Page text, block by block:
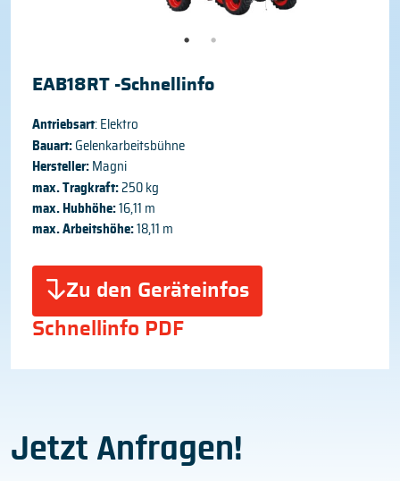
EAB18RT -Schnellinfo
Antriebsart: Elektro
Bauart: Gelenkarbeitsbühne
Hersteller: Magni
max. Tragkraft:250 kg
max. Hubhöhe:16,11 m
max. Arbeitshöhe:18,11 m
Zu den Geräteinfos
Schnellinfo PDF
Jetzt Anfragen!